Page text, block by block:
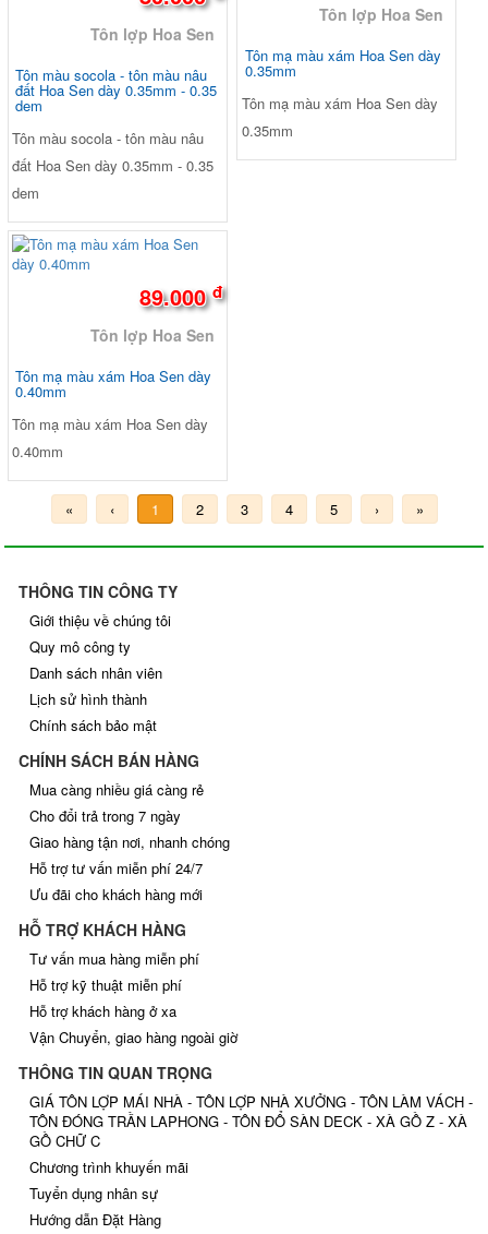
Tôn lợp Hoa Sen
Tôn màu socola - tôn màu nâu
đất Hoa Sen dày 0.35mm - 0.35
dem
Tôn màu socola - tôn màu nâu
đất Hoa Sen dày 0.35mm - 0.35
dem
Tôn lợp Hoa Sen
Tôn mạ màu xám Hoa Sen dày
0.35mm
Tôn mạ màu xám Hoa Sen dày
0.35mm
89.000đ
Tôn lợp Hoa Sen
Tôn mạ màu xám Hoa Sen dày
0.40mm
Tôn mạ màu xám Hoa Sen dày
0.40mm
« ‹ 1 2 3 4 5 › »
THÔNG TIN CÔNG TY
Giới thiệu về chúng tôi
Quy mô công ty
Danh sách nhân viên
Lịch sử hình thành
Chính sách bảo mật
CHÍNH SÁCH BÁN HÀNG
Mua càng nhiều giá càng rẻ
Cho đổi trả trong 7 ngày
Giao hàng tận nơi, nhanh chóng
Hỗ trợ tư vấn miễn phí 24/7
Ưu đãi cho khách hàng mới
HỖ TRỢ KHÁCH HÀNG
Tư vấn mua hàng miễn phí
Hỗ trợ kỹ thuật miễn phí
Hỗ trợ khách hàng ở xa
Vận Chuyển, giao hàng ngoài giờ
THÔNG TIN QUAN TRỌNG
GIÁ TÔN LỢP MÁI NHÀ - TÔN LỢP NHÀ XƯỞNG - TÔN LÀM VÁCH -
TÔN ĐÓNG TRẦN LAPHONG - TÔN ĐỔ SÀN DECK - XÀ GỒ Z - XÀ
GỒ CHỮ C
Chương trình khuyến mãi
Tuyển dụng nhân sự
Hướng dẫn Đặt Hàng